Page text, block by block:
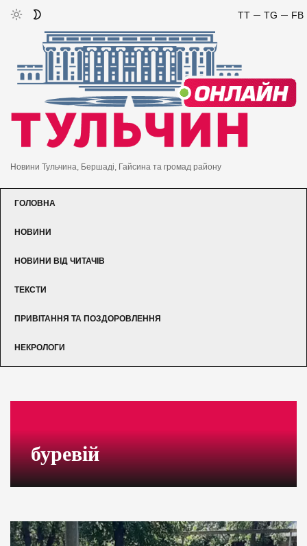
FB
TG
TT
Новини Тульчина, Бершаді, Гайсина та громад району
ГОЛОВНА
НОВИНИ
НОВИНИ ВІД ЧИТАЧІВ
ТЕКСТИ
ПРИВІТАННЯ ТА ПОЗДОРОВЛЕННЯ
НЕКРОЛОГИ
буревій